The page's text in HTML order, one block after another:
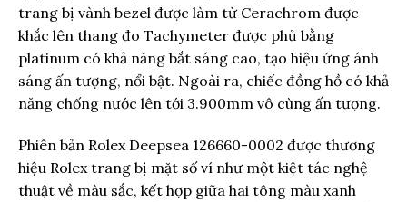
trang bị vành bezel được làm từ Cerachrom được
khắc lên thang đo Tachymeter được phủ bằng
platinum có khả năng bắt sáng cao, tạo hiệu ứng ánh
sáng ấn tượng, nổi bật. Ngoài ra, chiếc đồng hồ có khả
năng chống nước lên tới 3.900mm vô cùng ấn tượng.
Phiên bản Rolex Deepsea 126660-0002 được thương
hiệu Rolex trang bị mặt số ví như một kiệt tác nghệ
thuật về màu sắc, kết hợp giữa hai tông màu xanh